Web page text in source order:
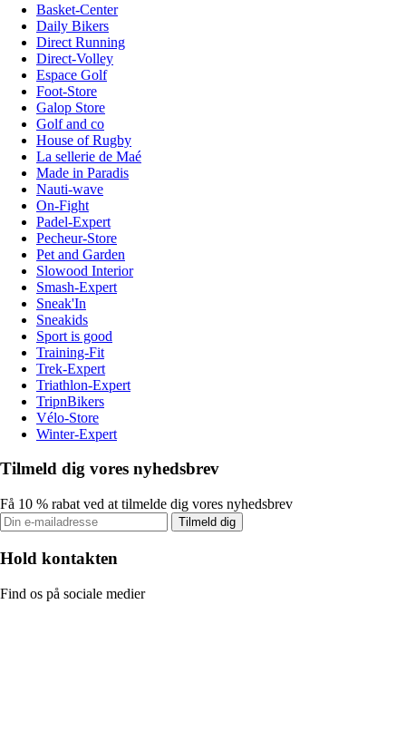
Basket-Center
Daily Bikers
Direct Running
Direct-Volley
Espace Golf
Foot-Store
Galop Store
Golf and co
House of Rugby
La sellerie de Maé
Made in Paradis
Nauti-wave
On-Fight
Padel-Expert
Pecheur-Store
Pet and Garden
Slowood Interior
Smash-Expert
Sneak'In
Sneakids
Sport is good
Training-Fit
Trek-Expert
Triathlon-Expert
TripnBikers
Vélo-Store
Winter-Expert
Tilmeld dig vores nyhedsbrev
Få 10 % rabat ved at tilmelde dig vores nyhedsbrev
Tilmeld dig
Hold kontakten
Find os på sociale medier